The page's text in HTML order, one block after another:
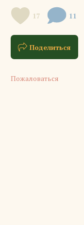
17 11
Поделиться
Пожаловаться